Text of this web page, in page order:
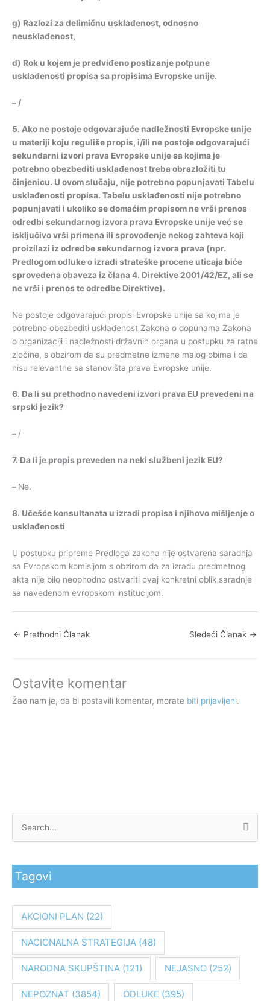
g) Razlozi za delimičnu usklađenost, odnosno
neusklađenost,
d) Rok u kojem je predviđeno postizanje potpune
usklađenosti propisa sa propisima Evropske unije.
– /
5. Ako ne postojeodgovarajuće nadležnosti Evropske unije
u materiji koju reguliše propis, i/ili ne postojeodgovarajući
sekundarni izvori prava Evropske unijesa kojima je
potrebnoobezbediti usklađenosttreba obrazložiti tu
činjenicu. U ovomslučaju, nije potrebno popunjavati Tabelu
usklađenosti propisa. Tabelu usklađenosti nije potrebno
popunjavati i ukolikosedomaćim propisom nevrši prenos
odredbi sekundarnog izvora prava Evropske unijevećse
isključivovrši primena ili sprovođenje nekog zahteva koji
proizilazi iz odredbesekundarnog izvora prava (npr.
Predlogomodlukeo izradi strateške procene uticaja biće
sprovedena obaveza iz člana 4. Direktive 2001/42/EZ, ali se
nevrši i prenos teodredbe Direktive).
Ne postoje odgovarajući propisi Evropske unije sa kojima je
potrebno obezbediti usklađenost Zakona o dopunama Zakona
o organizaciji i nadležnosti državnih organa u postupku za ratne
zločine, s obzirom da su predmetne izmene malog obima i da
nisu relevantne sa stanovišta prava Evropske unije.
6. Da li su prethodno navedeni izvori prava EU prevedeni na
srpski jezik?
– /
7. Da li je propis preveden na neki službeni jezik EU?
– Ne.
8. Učešće konsultanata u izradi propisa i njihovo mišljenjeo
usklađenosti
U postupku pripreme Predloga zakona nije ostvarena saradnja
sa Evropskom komisijom s obzirom da za izradu predmetnog
akta nije bilo neophodno ostvariti ovaj konkretni oblik saradnje
sa navedenom evropskom institucijom.
← Prethodni Članak Sledeći Članak →
Ostavite komentar
Žao nam je, da bi postavili komentar, morate biti prijavljeni.
g
z
Tagovi
AKCIONI PLAN (22)
NACIONALNA STRATEGIJA(48)
NARODNA SKUPŠTINA(121) NEJASNO(252)
NEPOZNAT (3854) ODLUKE (395)